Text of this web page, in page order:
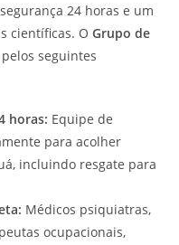
24 horas e um
científicas. OGrupo de
seguintes
horas: Equipe de
para acolher
incluindo resgate para
Médicos psiquiatras,
ocupacionais,